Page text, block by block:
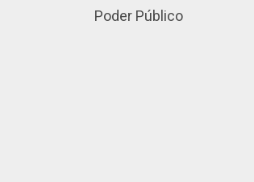
Poder Público